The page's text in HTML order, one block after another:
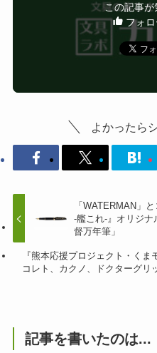
この記事
フォロ
よかったら
「WATERMAN」
-艦これ-』オリジナ
督万年筆」
『熊本応援プロジェクト・く
コレト、カクノ、ドクターグリ
記事を書いたのは...